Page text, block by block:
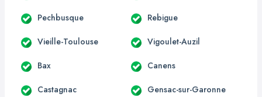
Pechbusque Rebigue
Vieille-Toulouse Vigoulet-Auzil
Bax Canens
Castagnac Gensac-sur-Garonne